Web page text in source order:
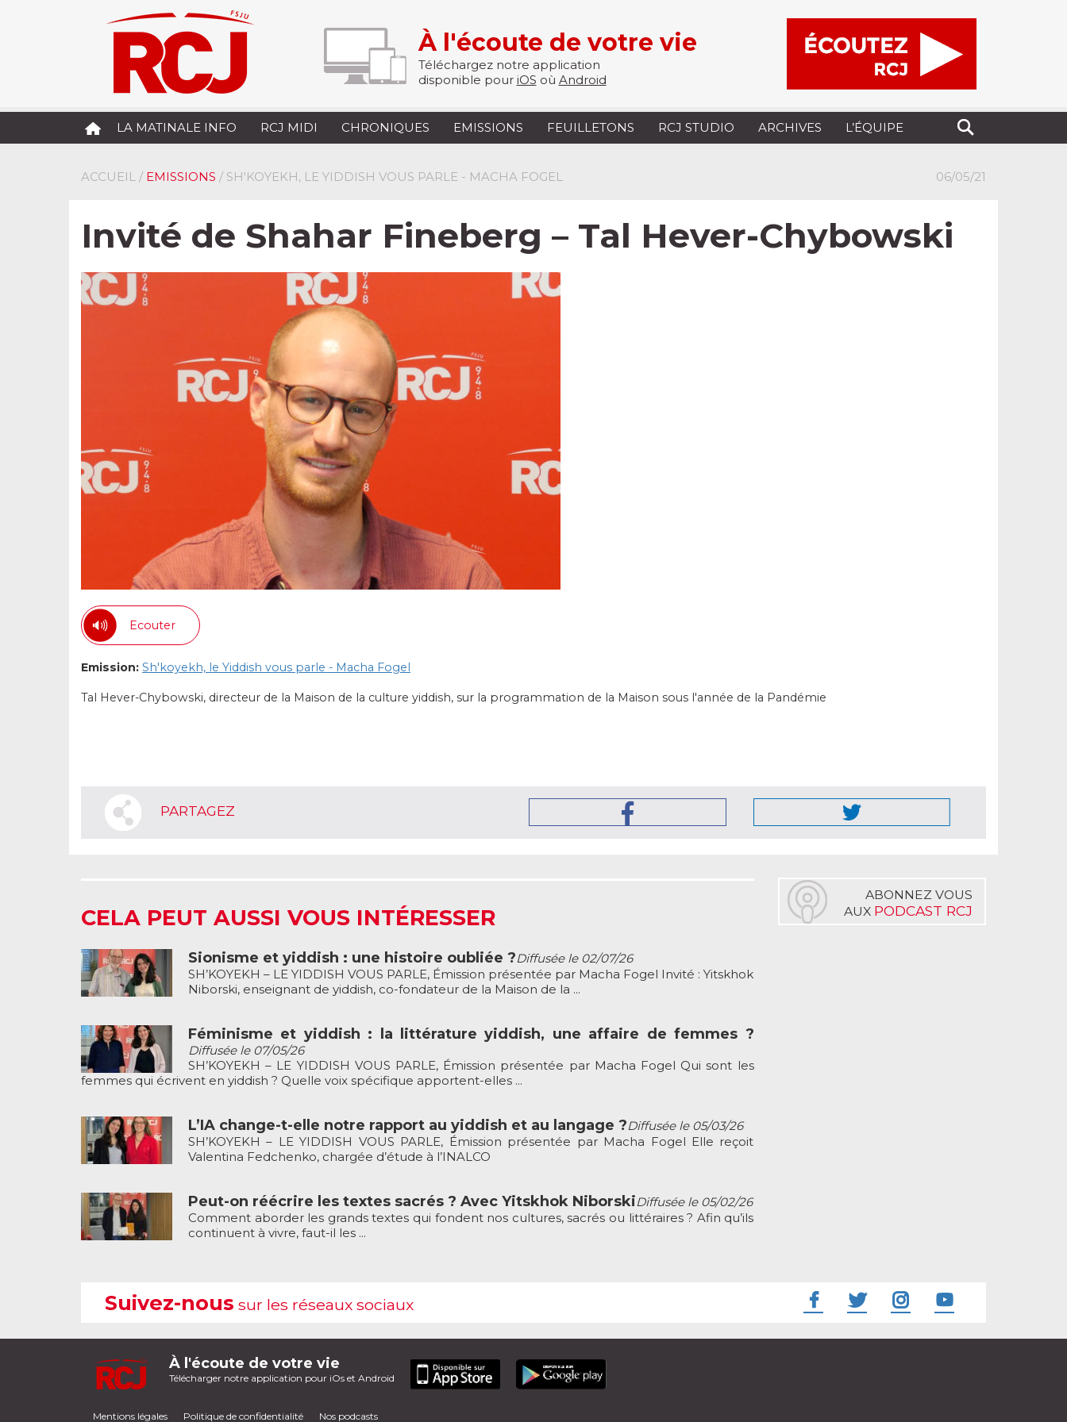
À l'écoute de votre vie
Téléchargez notre application
disponible pour iOS où Android
LA MATINALE INFO RCJ MIDI CHRONIQUES EMISSIONS FEUILLETONS RCJ STUDIO ARCHIVES L’ÉQUIPE
ACCUEIL / EMISSIONS / SH'KOYEKH, LE YIDDISH VOUS PARLE - MACHA FOGEL 06/05/21
Invité de Shahar Fineberg – Tal Hever-Chybowski
Ecouter
Emission: Sh'koyekh, le Yiddish vous parle - Macha Fogel
Tal Hever-Chybowski, directeur de la Maison de la culture yiddish, sur la programmation de la Maison sous l'année de la Pandémie
PARTAGEZ
CELA PEUT AUSSI VOUS INTÉRESSER
Sionisme et yiddish : une histoire oubliée ?Diffusée le 02/07/26
SH’KOYEKH – LE YIDDISH VOUS PARLE, Émission présentée par Macha Fogel Invité : Yitskhok
Niborski, enseignant de yiddish, co-fondateur de la Maison de la ...
Féminisme et yiddish : la littérature yiddish, une affaire de femmes ?
Diffusée le 07/05/26
SH’KOYEKH – LE YIDDISH VOUS PARLE, Émission présentée par Macha Fogel Qui sont les
femmes qui écrivent en yiddish ? Quelle voix spécifique apportent-elles ...
L’IA change-t-elle notre rapport au yiddish et au langage ?Diffusée le 05/03/26
SH’KOYEKH – LE YIDDISH VOUS PARLE, Émission présentée par Macha Fogel Elle reçoit
Valentina Fedchenko, chargée d’étude à l’INALCO
Peut-on réécrire les textes sacrés ? Avec Yitskhok NiborskiDiffusée le 05/02/26
Comment aborder les grands textes qui fondent nos cultures, sacrés ou littéraires ? Afin qu’ils
continuent à vivre, faut-il les ...
ABONNEZ VOUS
AUX PODCAST RCJ
Suivez-nous sur les réseaux sociaux
À l'écoute de votre vie
Télécharger notre application pour iOs et Android
Mentions légales Politique de confidentialité Nos podcasts